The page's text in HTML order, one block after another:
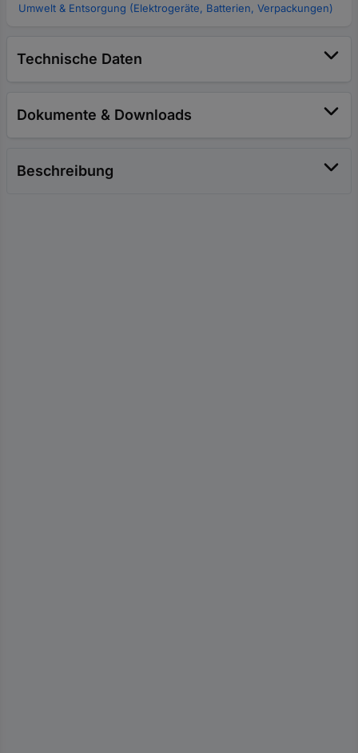
Umwelt & Entsorgung (Elektrogeräte, Batterien, Verpackungen)
Technische Daten
Dokumente & Downloads
Beschreibung